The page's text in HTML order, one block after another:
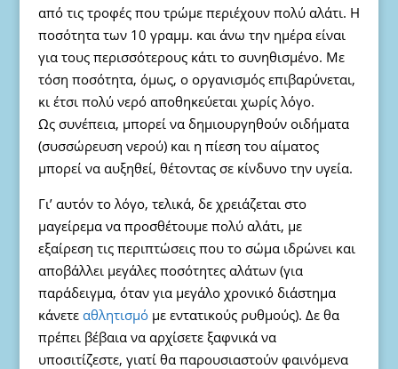
από τις τροφές που τρώμε περιέχουν πολύ αλάτι. Η
ποσότητα των 10 γραμμ. και άνω την ημέρα είναι
για τους περισσότερους κάτι το συνηθισμένο. Με
τόση ποσότητα, όμως, ο οργανισμός επιβαρύνεται,
κι έτσι πολύ νερό αποθηκεύεται χωρίς λόγο.
Ως συνέπεια, μπορεί να δημιουργηθούν οιδήματα
(συσσώρευση νερού) και η πίεση του αίματος
μπορεί να αυξηθεί, θέτοντας σε κίνδυνο την υγεία.
Γι’ αυτόν το λόγο, τελικά, δε χρειάζεται στο
μαγείρεμα να προσθέτουμε πολύ αλάτι, με
εξαίρεση τις περιπτώσεις που το σώμα ιδρώνει και
αποβάλλει μεγάλες ποσότητες αλάτων (για
παράδειγμα, όταν για μεγάλο χρονικό διάστημα
κάνετε αθλητισμόμε εντατικούς ρυθμούς). Δε θα
πρέπει βέβαια να αρχίσετε ξαφνικά να
υποσιτίζεστε, γιατί θα παρουσιαστούν φαινόμενα